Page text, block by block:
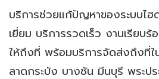
บริการช่วยแก้ปัญหาของระบบไ
เยี่ยม บริการรวดเร็ว งานเรียบ
ให้ถึงที่ พร้อมบริการจัดส่งถึงที่ใ
ลาดกระบัง บางชัน มีนบุรี พระป